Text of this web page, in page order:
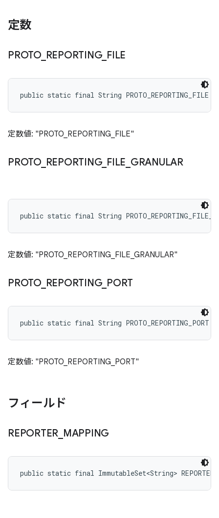
定数
PROTO_ REPORTING_ FILE
public static final String PROTO_REPORTING_FILE
定数値: "PROTO_REPORTING_FILE"
PROTO_ REPORTING_ FILE GRANULAR
public static final String
定数値: "PROTO_REPORTING_FILE_GRANULAR"
PROTO_ REPORTING_ PORT
public static final String PROTO_REPORTING_PORT
定数値: "PROTO_REPORTING_PORT"
フィールド
REPORTER MAPPING
public static final ImmutableSet<String>